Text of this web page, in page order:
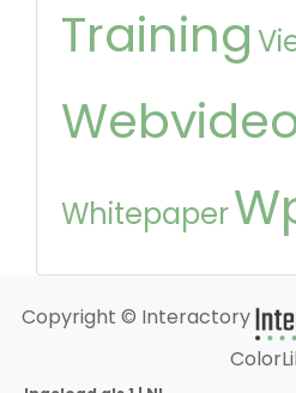
Training
Whitepaper
Copyright © Interactory